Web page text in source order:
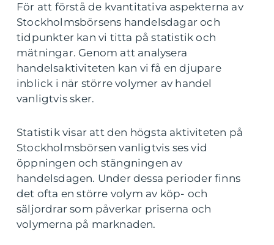
För att förstå de kvantitativa aspekterna av
Stockholmsbörsens handelsdagar och
tidpunkter kan vi titta på statistik och
mätningar. Genom att analysera
handelsaktiviteten kan vi få en djupare
inblick i när större volymer av handel
vanligtvis sker.
Statistik visar att den högsta aktiviteten på
Stockholmsbörsen vanligtvis ses vid
öppningen och stängningen av
handelsdagen. Under dessa perioder finns
det ofta en större volym av köp- och
säljordrar som påverkar priserna och
volymerna på marknaden.